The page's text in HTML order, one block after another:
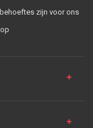
zijn voor ons